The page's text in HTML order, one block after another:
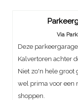
Via
Deze
Kalvertoren achter
Niet zo'n hele groot
wel prima voor een
shoppen.